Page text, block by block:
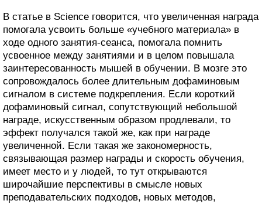
В статье в Science говорится, что увеличенная награда
помогала усвоить больше «учебного материала» в
ходе одного занятия-сеанса, помогала помнить
усвоенное между занятиями и в целом повышала
заинтересованность мышей в обучении. В мозге это
сопровождалось более длительным дофаминовым
сигналом в системе подкрепления. Если короткий
дофаминовый сигнал, сопутствующий небольшой
награде, искусственным образом продлевали, то
эффект получался такой же, как при награде
увеличенной. Если такая же закономерность,
связывающая размер награды и скорость обучения,
имеет место и у людей, то тут открываются
широчайшие перспективы в смысле новых
преподавательских подходов, новых методов,